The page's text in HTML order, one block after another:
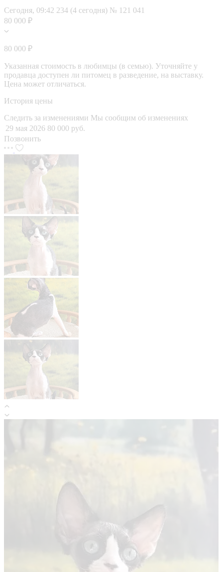
Сегодня, 09:42 234 (4 сегодня) № 121 041
80 000 ₽
80 000 ₽
Указанная стоимость в любимцы (в семью). Уточняйте у
продавца доступен ли питомец в разведение, на выставку.
Цена может отличаться.
История цены
Следить за изменениями Мы сообщим об изменениях
29 мая 2026 80 000 руб.
Позвонить